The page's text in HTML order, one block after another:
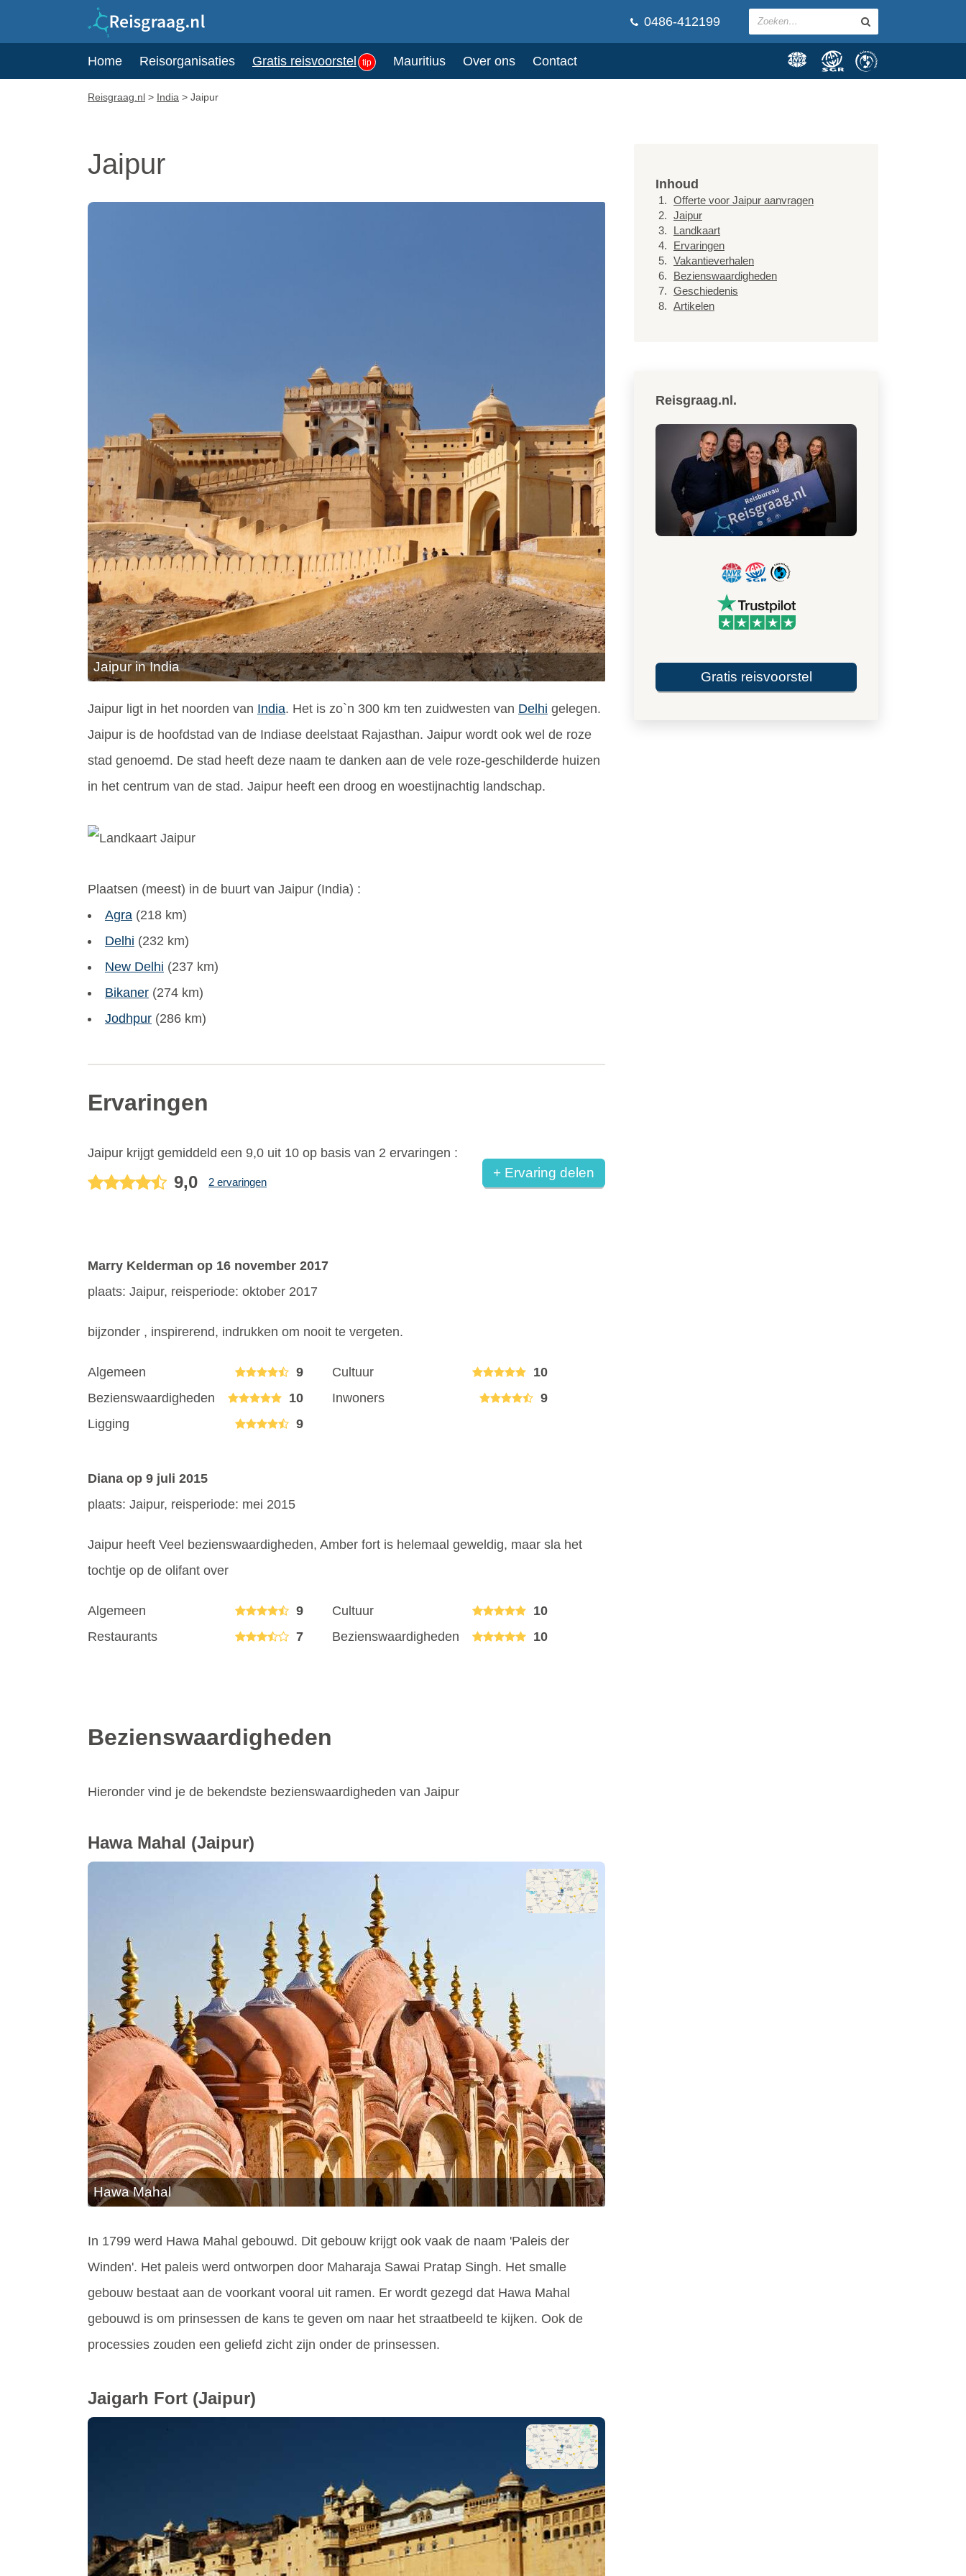
0486-412199
Home Reisorganisaties Gratis reisvoorstel tip Mauritius Over ons Contact
Reisgraag.nl > India > Jaipur
Jaipur
Jaipur in India
Jaipur ligt in het noorden van India. Het is zo`n 300 km ten zuidwesten van Delhi gelegen.
Jaipur is de hoofdstad van de Indiase deelstaat Rajasthan. Jaipur wordt ook wel de roze
stad genoemd. De stad heeft deze naam te danken aan de vele roze-geschilderde huizen
in het centrum van de stad. Jaipur heeft een droog en woestijnachtig landschap.
Plaatsen (meest) in de buurt van Jaipur (India) :
Agra (218 km)
Delhi (232 km)
New Delhi (237 km)
Bikaner (274 km)
Jodhpur (286 km)
Ervaringen
Jaipur krijgt gemiddeld een 9,0 uit 10 op basis van 2 ervaringen :
9,0 2 ervaringen
+ Ervaring delen
Marry Kelderman op 16 november 2017
plaats: Jaipur, reisperiode: oktober 2017
bijzonder , inspirerend, indrukken om nooit te vergeten.
Algemeen 9 Cultuur
10
Bezienswaardigheden
10 Inwoners
9
Ligging
9
Diana op 9 juli 2015
plaats: Jaipur, reisperiode: mei 2015
Jaipur heeft Veel bezienswaardigheden, Amber fort is helemaal geweldig, maar sla het
tochtje op de olifant over
Algemeen 9 Cultuur
10
Restaurants
7 Bezienswaardigheden 10
Bezienswaardigheden
Hieronder vind je de bekendste bezienswaardigheden van Jaipur
Hawa Mahal (Jaipur)
Hawa Mahal
In 1799 werd Hawa Mahal gebouwd. Dit gebouw krijgt ook vaak de naam 'Paleis der
Winden'. Het paleis werd ontworpen door Maharaja Sawai Pratap Singh. Het smalle
gebouw bestaat aan de voorkant vooral uit ramen. Er wordt gezegd dat Hawa Mahal
gebouwd is om prinsessen de kans te geven om naar het straatbeeld te kijken. Ook de
processies zouden een geliefd zicht zijn onder de prinsessen.
Jaigarh Fort (Jaipur)
Inhoud
Offerte voor Jaipur aanvragen
Jaipur
Landkaart
Ervaringen
Vakantieverhalen
Bezienswaardigheden
Geschiedenis
Artikelen
Reisgraag.nl.
Gratis reisvoorstel